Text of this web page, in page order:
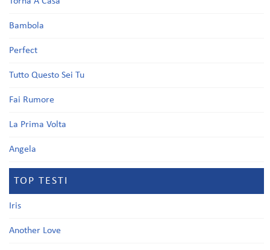
Bambola
Perfect
Tutto Questo Sei Tu
Fai Rumore
La Prima Volta
Angela
TOP TESTI
Iris
Another Love